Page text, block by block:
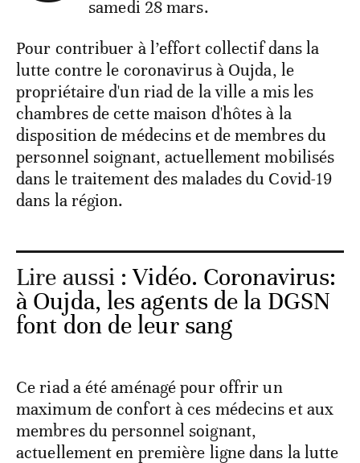
samedi 28 mars.
Pour contribuer à l’effort collectif dans la
lutte contre le coronavirus à Oujda, le
propriétaire d'un riad de la ville a mis les
chambres de cette maison d'hôtes à la
disposition de médecins et de membres du
personnel soignant, actuellement mobilisés
dans le traitement des malades du Covid-19
dans la région.
Lire aussi :Vidéo. Coronavirus:
à Oujda, les agents de la DGSN
font don de leur sang
Ce riad a été aménagé pour offrir un
maximum de confort à ces médecins et aux
membres du personnel soignant,
actuellement en première ligne dans la lutte